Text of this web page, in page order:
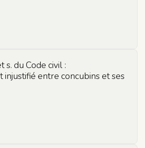
du Code civil :
injustifié entre concubins et ses